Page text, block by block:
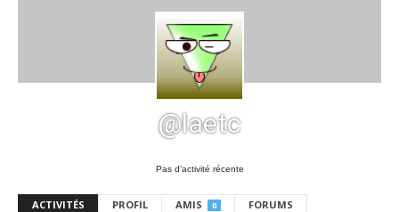
@laetc
Pas d’activité récente
ACTIVITÉS PROFIL AMIS 0 FORUMS